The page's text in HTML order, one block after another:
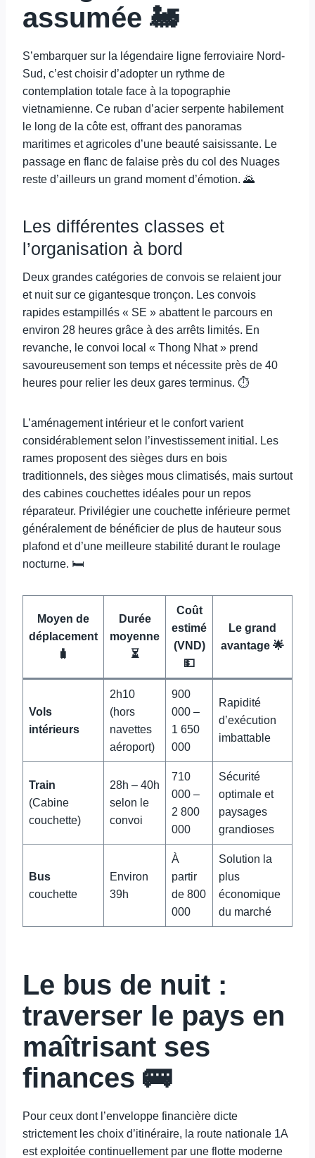
assumée 🚂
S’embarquer sur la légendaire ligne ferroviaire Nord-
Sud, c’est choisir d’adopter un rythme de
contemplation totale face à la topographie
vietnamienne. Ce ruban d’acier serpente habilement
le long de la côte est, offrant des panoramas
maritimes et agricoles d’une beauté saisissante. Le
passage en flanc de falaise près du col des Nuages
reste d’ailleurs un grand moment d’émotion. 🌄
Les différentes classes et
l’organisation à bord
Deux grandes catégories de convois se relaient jour
et nuit sur ce gigantesque tronçon. Les convois
rapides estampillés « SE » abattent le parcours en
environ 28 heures grâce à des arrêts limités. En
revanche, le convoi local « Thong Nhat » prend
savoureusement son temps et nécessite près de 40
heures pour relier les deux gares terminus. ⏱️
L’aménagement intérieur et le confort varient
considérablement selon l’investissement initial. Les
rames proposent des sièges durs en bois
traditionnels, des sièges mous climatisés, mais surtout
des cabines couchettes idéales pour un repos
réparateur. Privilégier une couchette inférieure permet
généralement de bénéficier de plus de hauteur sous
plafond et d’une meilleure stabilité durant le roulage
nocturne. 🛏️
Moyen de
déplacement
🧳
Durée
moyenne
⏳
Coût
estimé
(VND)
💵
Le grand
avantage 🌟
Vols
intérieurs
2h10
(hors
navettes
aéroport)
900
000 –
1 650
000
Rapidité
d’exécution
imbattable
Train
(Cabine
couchette)
28h – 40h
selon le
convoi
710
000 –
2 800
000
Sécurité
optimale et
paysages
grandioses
Bus
couchette
Environ
39h
À
partir
de 800
000
Solution la
plus
économique
du marché
Le bus de nuit :
traverser le pays en
maîtrisant ses
finances 🚌
Pour ceux dont l’enveloppe financière dicte
strictement les choix d’itinéraire, la route nationale 1A
est exploitée continuellement par une flotte moderne